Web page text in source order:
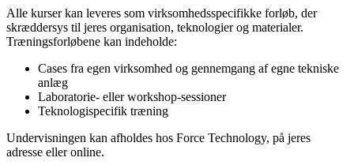
Alle kurser kan leveres som virksomhedsspecifikke forløb, der
skræddersys til jeres organisation, teknologier og materialer.
Træningsforløbene kan indeholde:
Cases fra egen virksomhed og gennemgang af egne tekniske
anlæg
Laboratorie- eller workshop-sessioner
Teknologispecifik træning
Undervisningen kan afholdes hos Force Technology, på jeres
adresse eller online.